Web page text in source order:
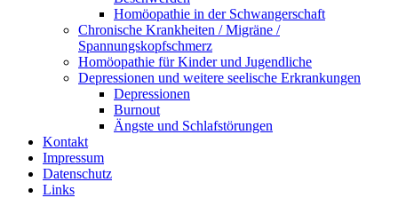
Homöopathie in der Schwangerschaft
Chronische Krankheiten / Migräne /
Spannungskopfschmerz
Homöopathie für Kinder und Jugendliche
Depressionen und weitere seelische Erkrankungen
Depressionen
Burnout
Ängste und Schlafstörungen
Kontakt
Impressum
Datenschutz
Links